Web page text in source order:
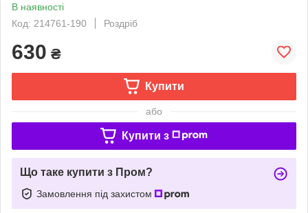
В наявності
Код: 214761-190
Роздріб
630 ₴
Купити
або
Купити з
Що таке купити з Пром?
Замовлення під захистом